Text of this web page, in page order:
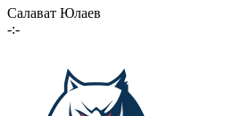
Салават Юлаев
-:-